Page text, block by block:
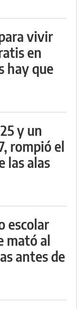
vivir
en
hay que
y un
rompió el
las alas
escolar
mató al
antes de